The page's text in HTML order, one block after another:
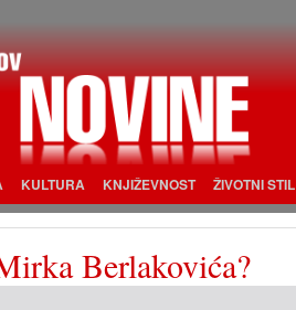
KULTURA KNJIŽEVNOST ŽIVOTNI STIL
Berlakovića?